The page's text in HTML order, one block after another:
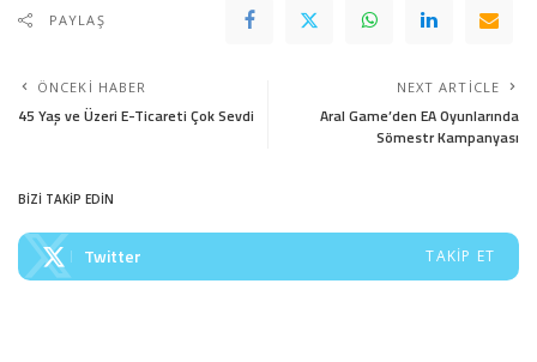
PAYLAŞ
ÖNCEKI HABER
45 Yaş ve Üzeri E-Ticareti Çok Sevdi
NEXT ARTICLE
Aral Game’den EA Oyunlarında
Sömestr Kampanyası
BİZİ TAKİP EDİN
Twitter TAKIP ET